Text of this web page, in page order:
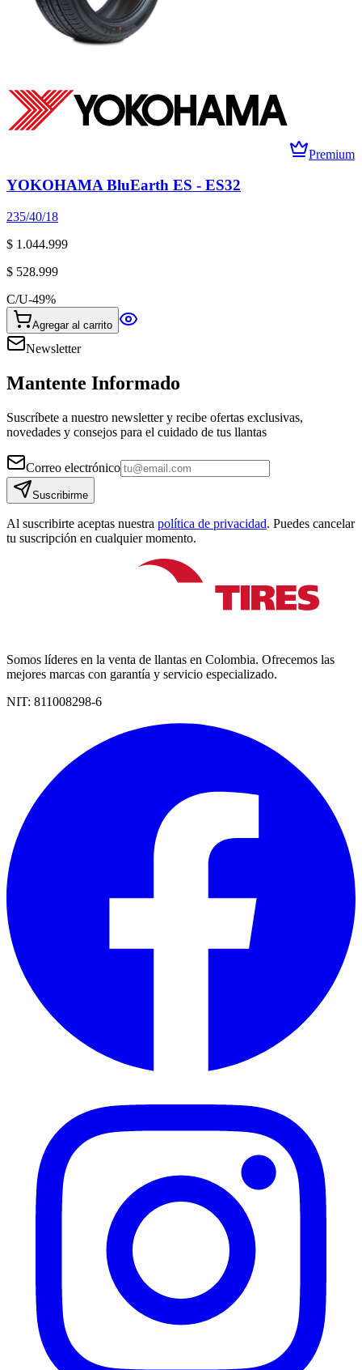
Premium
YOKOHAMA BluEarth ES - ES32
235/40/18
$ 1.044.999
$ 528.999
C/U-49%
Agregar al carrito
Newsletter
Mantente Informado
Suscríbete a nuestro newsletter y recibe ofertas exclusivas,
novedades y consejos para el cuidado de tus llantas
Correo electrónico
Suscribirme
Al suscribirte aceptas nuestra política de privacidad. Puedes cancelar
tu suscripción en cualquier momento.
Somos líderes en la venta de llantas en Colombia. Ofrecemos las
mejores marcas con garantía y servicio especializado.
NIT: 811008298-6